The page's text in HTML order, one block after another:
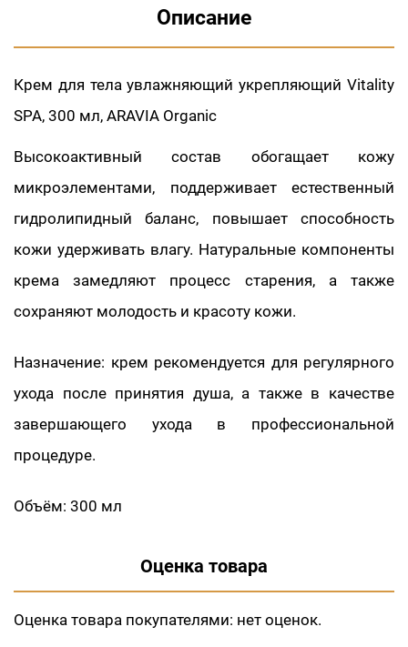
Описание
Крем для тела увлажняющий укрепляющий Vitality
SPA, 300 мл, ARAVIA Organic
Высокоактивный состав обогащает кожу
микроэлементами, поддерживает естественный
гидролипидный баланс, повышает способность
кожи удерживать влагу. Натуральные компоненты
крема замедляют процесс старения, а также
сохраняют молодость и красоту кожи.
Назначение: крем рекомендуется для регулярного
ухода после принятия душа, а также в качестве
завершающего ухода в профессиональной
процедуре.
Объём: 300 мл
Оценка товара
Оценка товара покупателями: нет оценок.